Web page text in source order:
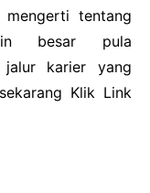
tentang
besar pula
jalur karier yang
Klik Link